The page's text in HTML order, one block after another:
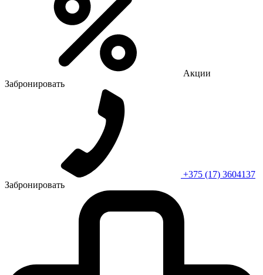
Акции
Забронировать
+375 (17) 3604137
Забронировать